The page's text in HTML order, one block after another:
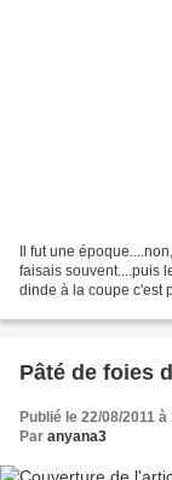
Il fut une
faisais souvent....puis
dinde à la coupe c'est
Pâté de foies
Publié le 22/08/2011 à
Par anyana3